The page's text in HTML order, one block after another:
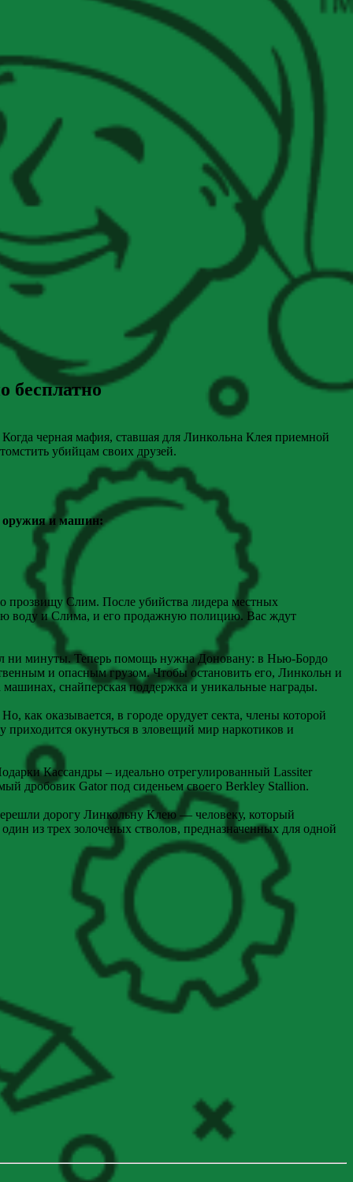
бесплатно
черная мафия, ставшая для Линкольна Клея приемной
убийцам своих друзей.
оружия и машин:
прозвищу Слим. После убийства лидера местных
воду и Слима, и его продажную полицию. Вас ждут
ни минуты. Теперь помощь нужна Доновану: в Нью-Бордо
и опасным грузом. Чтобы остановить его, Линкольн и
снайперская поддержка и уникальные награды.
как оказывается, в городе орудует секта, члены которой
окунуться в зловещий мир наркотиков и
Кассандры – идеально отрегулированный Lassiter
дробовик Gator под сиденьем своего Berkley Stallion.
дорогу Линкольну Клею — человеку, который
из трех золоченых стволов, предназначенных для одной